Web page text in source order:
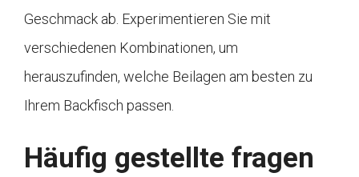
Geschmack ab. Experimentieren Sie mit
verschiedenen Kombinationen, um
herauszufinden, welche Beilagen am besten zu
Ihrem Backfisch passen.
Häufig gestellte fragen